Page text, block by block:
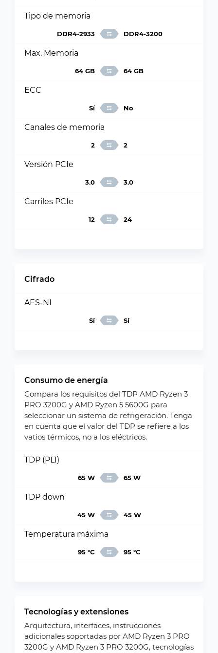
Tipo de memoria
DDR4-2933 DDR4-3200
Max. Memoria
64 GB 64 GB
ECC
Sí No
Canales de memoria
2 2
Versión PCIe
3.0 3.0
Carriles PCIe
12 24
Cifrado
AES-NI
Sí Sí
Consumo de energía
Compara los requisitos del TDP AMD Ryzen 3
PRO 3200G y AMD Ryzen 5 5600G para
seleccionar un sistema de refrigeración. Tenga
en cuenta que el valor del TDP se refiere a los
vatios térmicos, no a los eléctricos.
TDP (PL1)
65 W 65 W
TDP down
45 W 45 W
Temperatura máxima
95 °C 95 °C
Tecnologías y extensiones
Arquitectura, interfaces, instrucciones
adicionales soportadas por AMD Ryzen 3 PRO
3200G y AMD Ryzen 3 PRO 3200G, tecnologías